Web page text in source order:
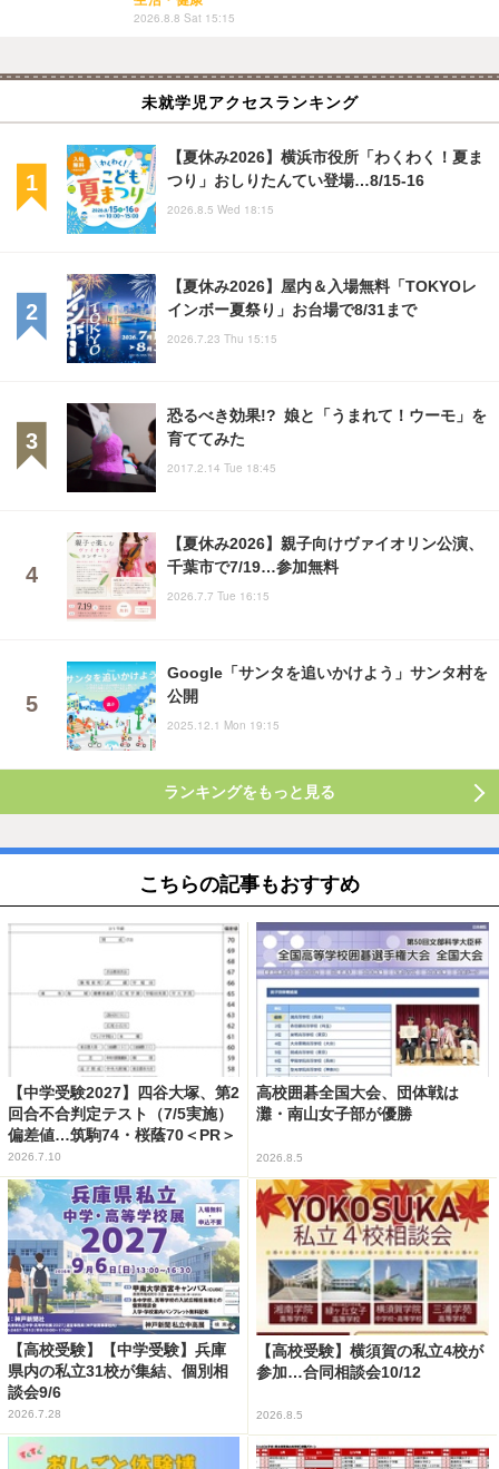
2026.8.8 Sat 15:15
未就学児アクセスランキング
【夏休み2026】横浜市役所「わくわく！夏ま
つり」おしりたんてい登場…8/15-16
2026.8.5 Wed 18:15
【夏休み2026】屋内＆入場無料「TOKYOレ
インボー夏祭り」お台場で8/31まで
2026.7.23 Thu 15:15
恐るべき効果!? 娘と「うまれて！ウーモ」を
育ててみた
2017.2.14 Tue 18:45
【夏休み2026】親子向けヴァイオリン公演、
千葉市で7/19…参加無料
2026.7.7 Tue 16:15
Google「サンタを追いかけよう」サンタ村を
公開
2025.12.1 Mon 19:15
ランキングをもっと見る
こちらの記事もおすすめ
【中学受験2027】四谷大塚、第2
回合不合判定テスト（7/5実施）
偏差値…筑駒74・桜蔭70＜PR＞
2026.7.10
高校囲碁全国大会、団体戦は
灘・南山女子部が優勝
2026.8.5
【高校受験】【中学受験】兵庫
県内の私立31校が集結、個別相
談会9/6
2026.7.28
【高校受験】横須賀の私立4校が
参加…合同相談会10/12
2026.8.5